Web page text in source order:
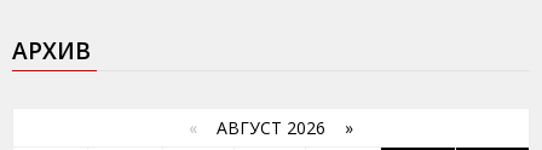
АРХИВ
« АВГУСТ 2026 »